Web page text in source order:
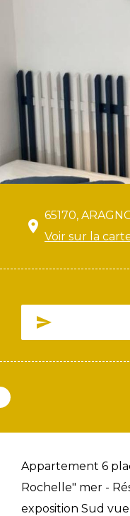
65170,
Voir sur la
Appartement 6
Rochelle" mer -
exposition Sud vue